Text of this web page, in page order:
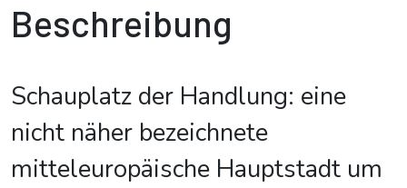
Beschreibung
Schauplatz der Handlung: eine
nicht näher bezeichnete
mitteleuropäische Hauptstadt um